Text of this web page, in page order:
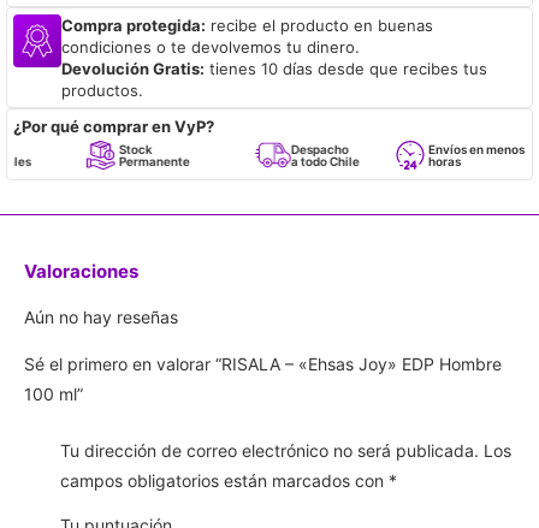
Compra protegida: recibe el producto en buenas
condiciones o te devolvemos tu dinero.
Devolución Gratis: tienes 10 días desde que recibes tus
productos.
¿Por qué comprar en VyP?
Stock
Permanente
Despacho
a todo Chile
Envíos en menos de 24
horas
Valoraciones
Aún no hay reseñas
Sé el primero en valorar “RISALA – «Ehsas Joy» EDP Hombre
100 ml”
Tu dirección de correo electrónico no será publicada. Los
campos obligatorios están marcados con *